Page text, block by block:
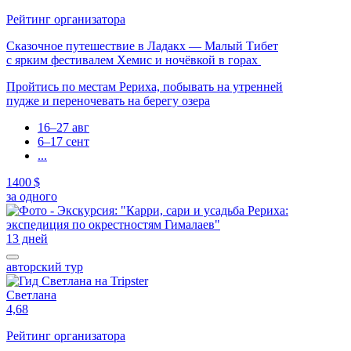
Рейтинг организатора
Сказочное путешествие в Ладакх — Малый Тибет
с ярким фестивалем Хемис и ночёвкой в горах
Пройтись по местам Рериха, побывать на утренней
пудже и переночевать на берегу озера
16–27 авг
6–17 сент
...
1400 $
за одного
13 дней
авторский тур
Светлана
4,68
Рейтинг организатора